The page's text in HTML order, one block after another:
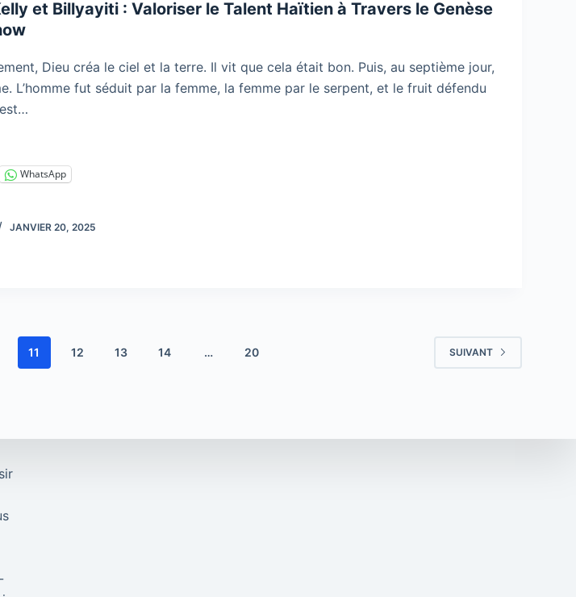
et Billyayiti : Valoriser le Talent Haïtien à Travers le Genèse
Dieu créa le ciel et la terre. Il vit que cela était bon. Puis, au septième jour,
L’homme fut séduit par la femme, la femme par le serpent, et le fruit défendu
WhatsApp
JANVIER 20, 2025
11 12 13 14 … 20 SUIVANT